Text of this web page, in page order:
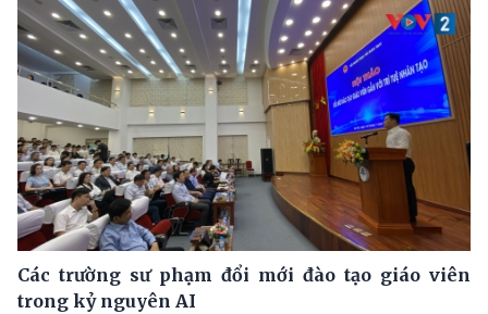
Các trường sư phạm đổi mới đào tạo giáo viên
trong kỷ nguyên AI